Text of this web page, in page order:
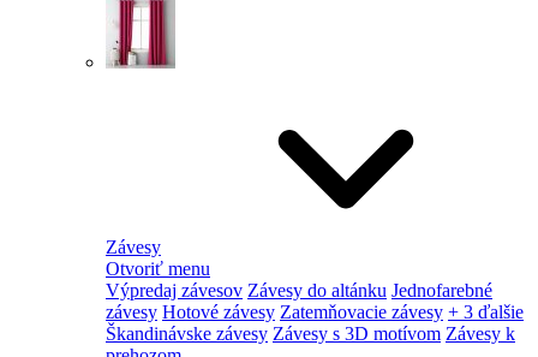
Závesy
Otvoriť menu
Výpredaj závesov Závesy do altánku Jednofarebné
závesy Hotové závesy Zatemňovacie závesy + 3 ďalšie
Škandinávske závesy Závesy s 3D motívom Závesy k